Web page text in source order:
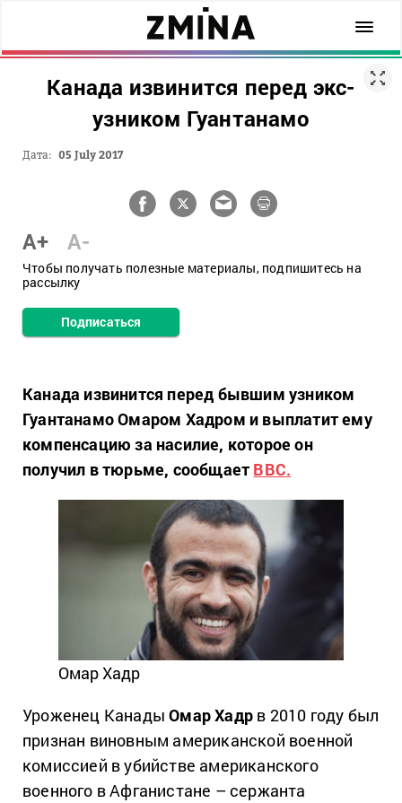
Канада извинится перед экс-
узником Гуантанамо
Дата: 05 July 2017
A+ A-
Чтобы получать полезные материалы, подпишитесь на
рассылку
Подписаться
Канада извинится перед бывшим узником
Гуантанамо Омаром Хадром и выплатит ему
компенсацию за насилие, которое он
получил в тюрьме, сообщает ВВС.
Омар Хадр
Уроженец КанадыОмар Хадр в 2010 году был
признан виновным американской военной
комиссией в убийстве американского
военного в Афганистане – сержанта